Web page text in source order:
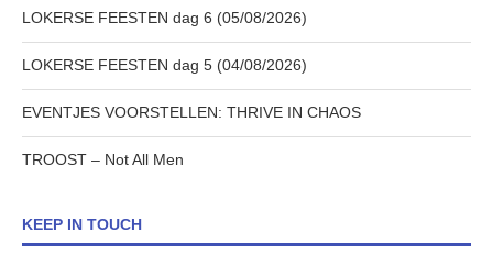
LOKERSE FEESTEN dag 6 (05/08/2026)
LOKERSE FEESTEN dag 5 (04/08/2026)
EVENTJES VOORSTELLEN: THRIVE IN CHAOS
TROOST – Not All Men
KEEP IN TOUCH